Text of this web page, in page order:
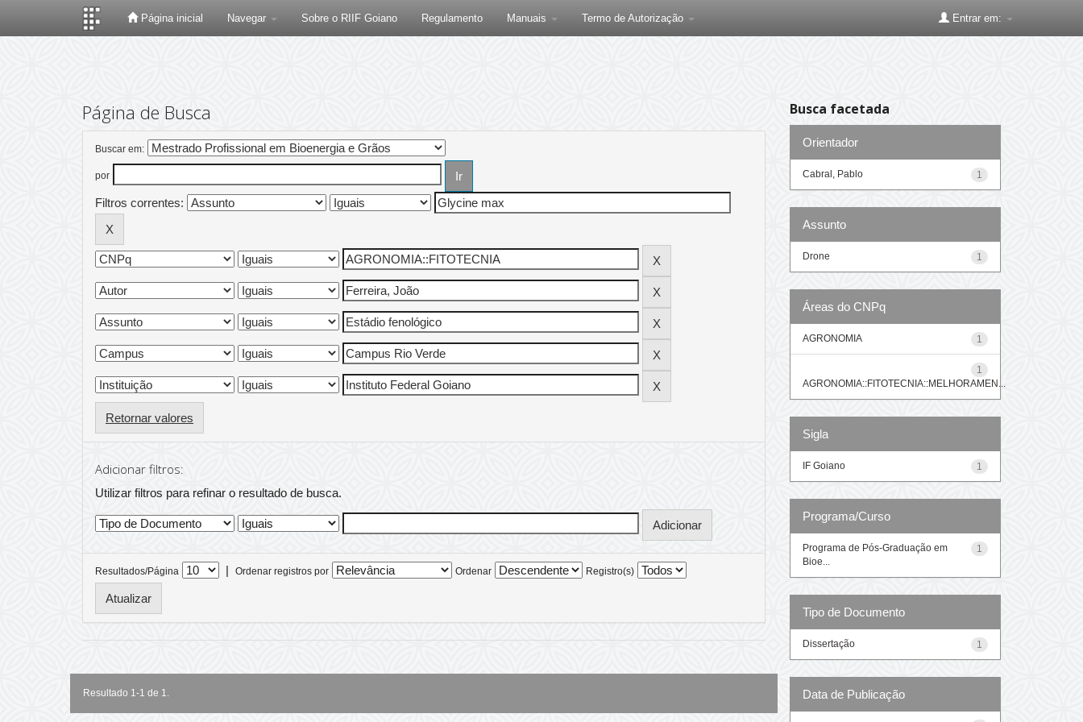
Página inicial Navegar Sobre o RIIF Goiano Regulamento Manuais Termo de Autorização Entrar em:
Página de Busca
Buscar em:
por
Filtros correntes:
Retornar valores
Adicionar filtros:
Utilizar filtros para refinar o resultado de busca.
Resultados/Página | Ordenar registros por Ordenar Registro(s)
Resultado 1-1 de 1.
Busca facetada
Orientador
1
Cabral, Pablo
Assunto
1
Drone
Áreas do CNPq
1
AGRONOMIA
1
AGRONOMIA::FITOTECNIA::MELHORAMEN...
Sigla
1
IF Goiano
Programa/Curso
1
Programa de Pós-Graduação em
Bioe...
Tipo de Documento
1
Dissertação
Data de Publicação